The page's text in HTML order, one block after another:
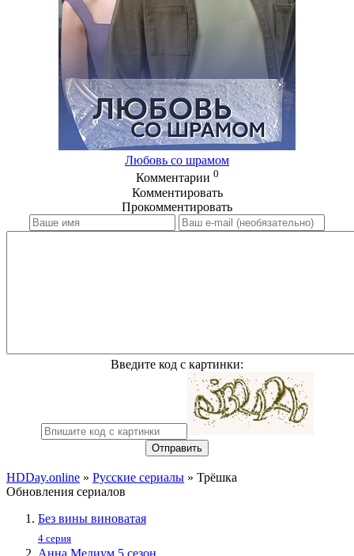
Любовь со шрамом
Комментарии 0
Комментировать
Прокомментировать
Введите код с картинки:
Отправить
HDDay.online » Русские сериалы » Трёшка
Обновления сериалов
Без вины виноватая
4 серия
Анна Медиум 5 сезон